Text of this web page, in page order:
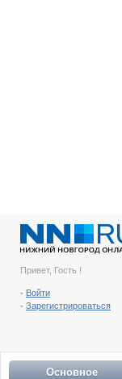
Привет, Гость !
- Войти
- Зарегистрироваться
Основное